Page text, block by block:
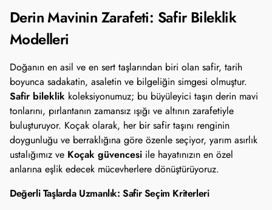
Derin Mavinin Zarafeti: Safir Bileklik
Modelleri
Doğanın en asil ve en sert taşlarından biri olan safir, tarih
boyunca sadakatin, asaletin ve bilgeliğin simgesi olmuştur.
Safir bileklik koleksiyonumuz; bu büyüleyici taşın derin mavi
tonlarını, pırlantanın zamansız ışığı ve altının zarafetiyle
buluşturuyor. Koçak olarak, her bir safir taşını renginin
doygunluğu ve berraklığına göre özenle seçiyor, yarım asırlık
ustalığımız ve Koçak güvencesi ile hayatınızın en özel
anlarına eşlik edecek mücevherlere dönüştürüyoruz.
Değerli Taşlarda Uzmanlık: Safir Seçim Kriterleri